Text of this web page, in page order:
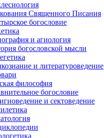
Священного Писания
богословие
и агиология
богословской мысли
и литературоведение
философия
богословие
и сектоведение